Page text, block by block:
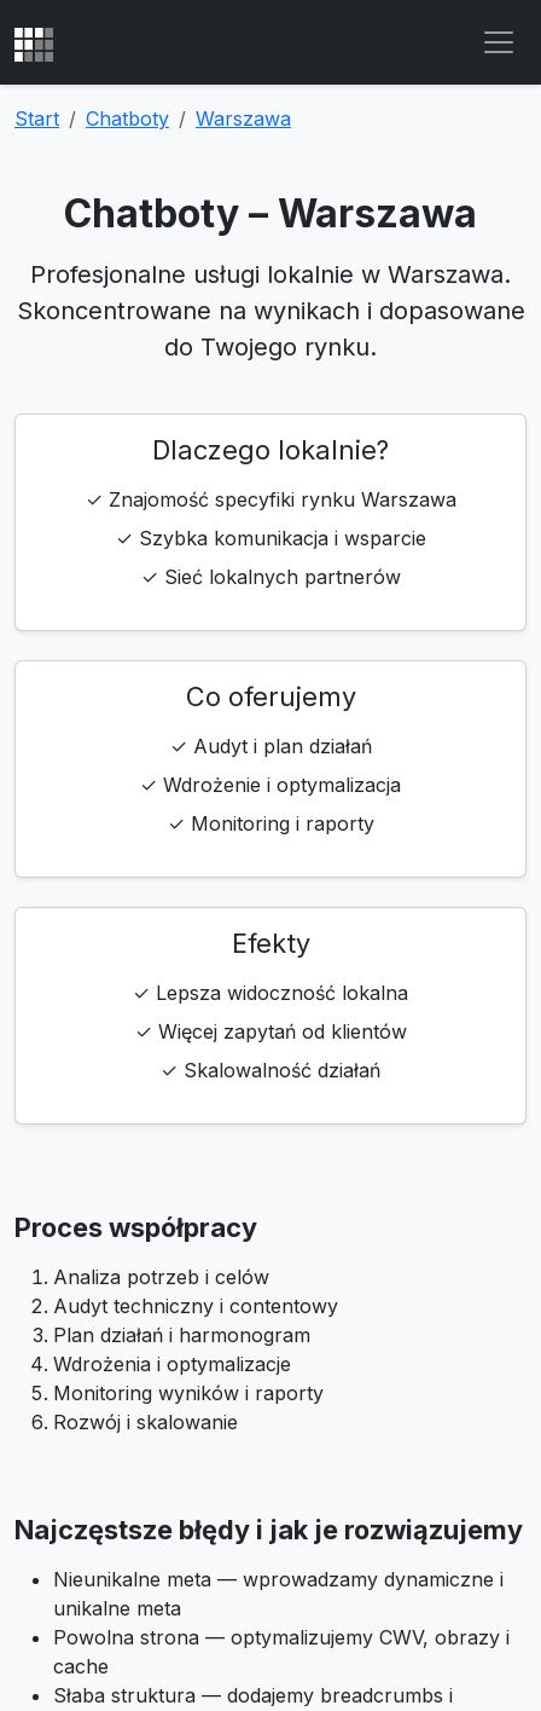
Start Chatboty Warszawa
Chatboty – Warszawa
Profesjonalne usługi lokalnie w Warszawa.
Skoncentrowane na wynikach i dopasowane
do Twojego rynku.
Dlaczego lokalnie?
✓ Znajomość specyfiki rynku Warszawa
✓ Szybka komunikacja i wsparcie
✓ Sieć lokalnych partnerów
Co oferujemy
✓ Audyt i plan działań
✓ Wdrożenie i optymalizacja
✓ Monitoring i raporty
Efekty
✓ Lepsza widoczność lokalna
✓ Więcej zapytań od klientów
✓ Skalowalność działań
Proces współpracy
Analiza potrzeb i celów
Audyt techniczny i contentowy
Plan działań i harmonogram
Wdrożenia i optymalizacje
Monitoring wyników i raporty
Rozwój i skalowanie
Najczęstsze błędy i jak je rozwiązujemy
Nieunikalne meta — wprowadzamy dynamiczne i
unikalne meta
Powolna strona — optymalizujemy CWV, obrazy i
cache
Słaba struktura — dodajemy breadcrumbs i